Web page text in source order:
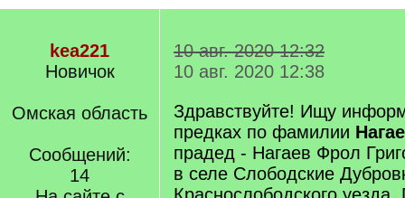
kea221
Новичок
Омская область
Сообщений:
14
10 авг. 2020 12:32
10 авг. 2020 12:38
Здравствуйте! Ищу
предках по фамилии
прадед - Нагаев Фрол
в селе Слободские